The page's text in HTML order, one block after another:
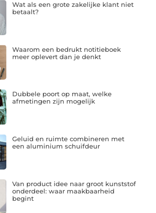
Wat als een grote zakelijke klant niet
betaalt?
Waarom een bedrukt notitieboek
meer oplevert dan je denkt
Dubbele poort op maat, welke
afmetingen zijn mogelijk
Geluid en ruimte combineren met
een aluminium schuifdeur
Van product idee naar groot kunststof
onderdeel: waar maakbaarheid
begint